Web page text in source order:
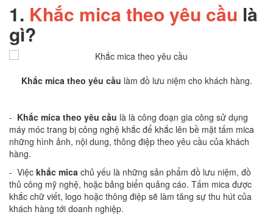
1. Khắc mica theo yêu cầu là
gì?
Khắc mica theo yêu cầu làm đồ lưu niệm cho khách hàng.
- Khắc mica theo yêu cầu là là công đoạn gia công sử dụng
máy móc trang bị công nghệ khắc để khắc lên bề mặt tấm mica
những hình ảnh, nội dung, thông điệp theo yêu cầu của khách
hàng.
- Việc khắc mica chủ yếu là những sản phẩm đồ lưu niệm, đồ
thủ công mỹ nghệ, hoặc bảng biển quảng cáo. Tấm mica được
khắc chữ viết, logo hoặc thông điệp sẽ làm tăng sự thu hút của
khách hàng tới doanh nghiệp.